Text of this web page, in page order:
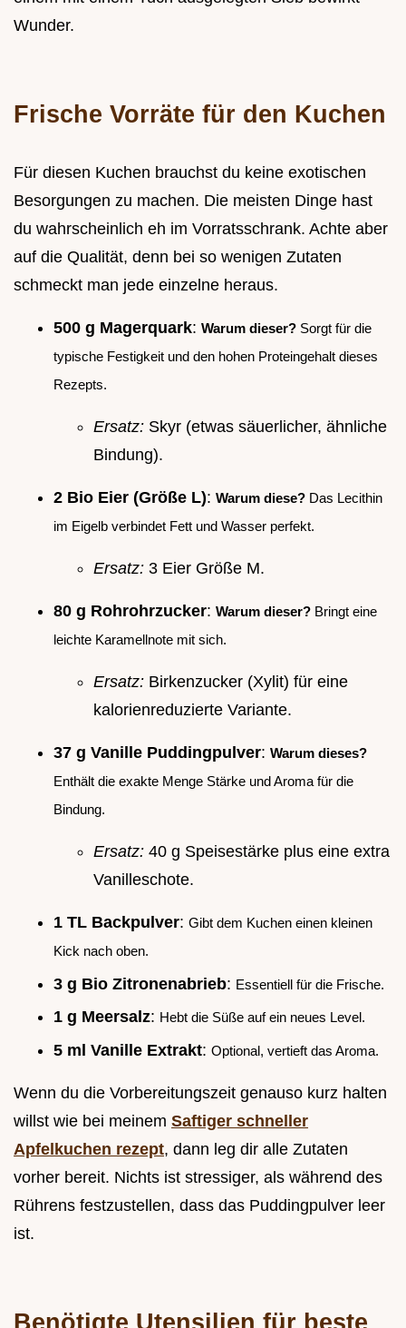
Wunder.
Frische Vorräte für den Kuchen
Für diesen Kuchen brauchst du keine exotischen
Besorgungen zu machen. Die meisten Dinge hast
du wahrscheinlich eh im Vorratsschrank. Achte aber
auf die Qualität, denn bei so wenigen Zutaten
schmeckt man jede einzelne heraus.
500 g Magerquark: Warum dieser? Sorgt für die
typische Festigkeit und den hohen Proteingehalt dieses
Rezepts.
Ersatz: Skyr (etwas säuerlicher, ähnliche
Bindung).
2 Bio Eier (Größe L): Warum diese? Das Lecithin
im Eigelb verbindet Fett und Wasser perfekt.
Ersatz: 3 Eier Größe M.
80 g Rohrohrzucker: Warum dieser? Bringt eine
leichte Karamellnote mit sich.
Ersatz: Birkenzucker (Xylit) für eine
kalorienreduzierte Variante.
37 g Vanille Puddingpulver: Warum dieses?
Enthält die exakte Menge Stärke und Aroma für die
Bindung.
Ersatz: 40 g Speisestärke plus eine extra
Vanilleschote.
1 TL Backpulver: Gibt dem Kuchen einen kleinen
Kick nach oben.
3 g Bio Zitronenabrieb: Essentiell für die Frische.
1 g Meersalz: Hebt die Süße auf ein neues Level.
5 ml Vanille Extrakt: Optional, vertieft das Aroma.
Wenn du die Vorbereitungszeit genauso kurz halten
willst wie bei meinem Saftiger schneller
Apfelkuchen rezept, dann leg dir alle Zutaten
vorher bereit. Nichts ist stressiger, als während des
Rührens festzustellen, dass das Puddingpulver leer
ist.
Benötigte Utensilien für beste